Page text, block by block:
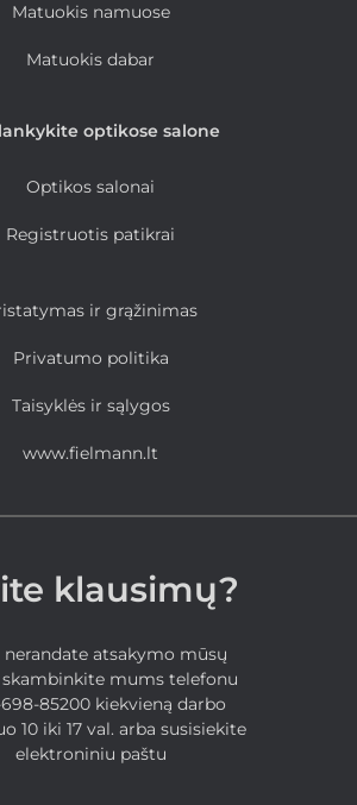
Matuokis namuose
Matuokis dabar
optikose salone
Optikos salonai
Registruotis patikrai
ir grąžinimas
Privatumo politika
Taisyklės ir sąlygos
www.fielmann.lt
klausimų?
nerandate atsakymo mūsų
skambinkite mums telefonu
698-85200 kiekvieną darbo
10 iki 17 val. arba susisiekite
elektroniniu paštu